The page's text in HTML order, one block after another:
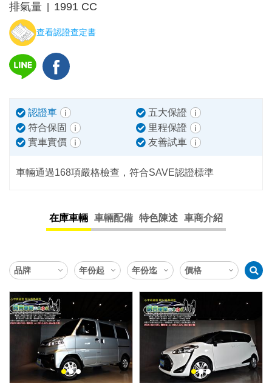
排氣量
1991 CC
查看認證查定書
認證車
五大保證
符合保固
里程保證
實車實價
友善試車
車輛通過168項嚴格檢查，符合SAVE認證標準
在庫車輛 車輛配備 特色陳述 車商介紹